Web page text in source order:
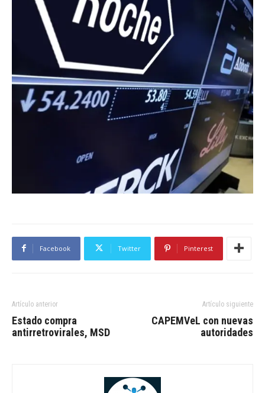
Facebook Twitter Pinterest
Artículo anterior
Estado compra
antirretrovirales, MSD
Artículo siguiente
CAPEMVeL con nuevas
autoridades